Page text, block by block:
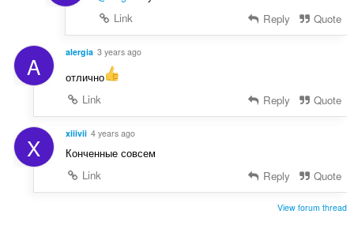
Link
Reply Quote
A alergia 3 years ago
отлично
Link
Reply Quote
X xiiivii 4 years ago
Конченные совсем
Link
Reply Quote
View forum thread